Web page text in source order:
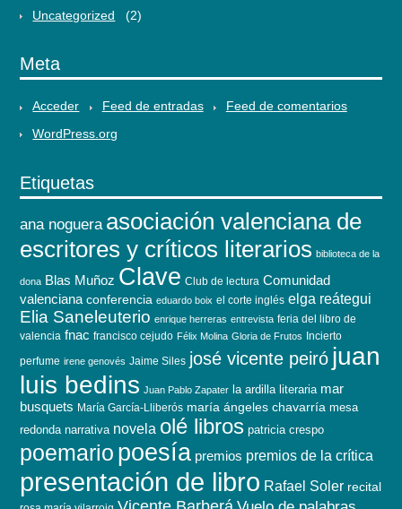
Uncategorized
(2)
Meta
Acceder Feed de entradas
Feed de comentarios
WordPress.org
Etiquetas
ana noguera asociación valenciana de
escritores y críticos literarios biblioteca de la
dona Blas Muñoz Clave Club de lectura Comunidad
valenciana conferencia eduardo boix el corte inglés elga reátegui
Elia Saneleuterio enrique herreras entrevista feria del libro de
valencia fnac francisco cejudo Félix Molina Gloria de Frutos Incierto
perfume irene genovés Jaime Siles josé vicente peiró juan
luis bedins Juan Pablo Zapater la ardilla literaria mar
busquets María García-Lliberós maría ángeles chavarría mesa
redonda narrativa novela olé libros patricia crespo
poemario poesía premios premios de la crítica
presentación de libro Rafael Soler recital